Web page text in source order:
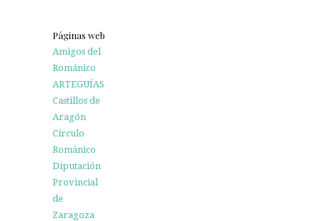
Páginas web
Amigos del
Románico
ARTEGUÍAS
Castillos de
Aragón
Círculo
Románico
Diputación
Provincial
de
Zaragoza